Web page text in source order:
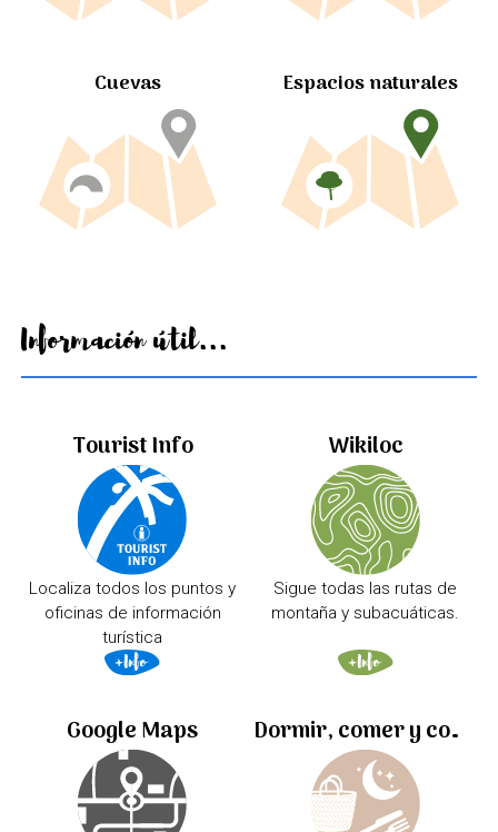
Cuevas Espacios naturales
Información útil...
Tourist Info
Localiza todos los puntos y
oficinas de información
turística
Wikiloc
Sigue todas las rutas de
montaña y subacuáticas.
Google Maps Dormir, comer y comprar